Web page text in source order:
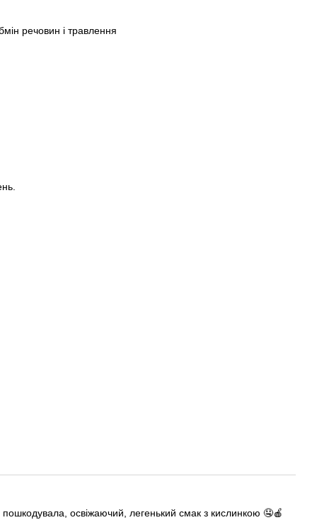
речовин і травлення
освіжаючий, легенький смак з кислинкою 🤤🍎